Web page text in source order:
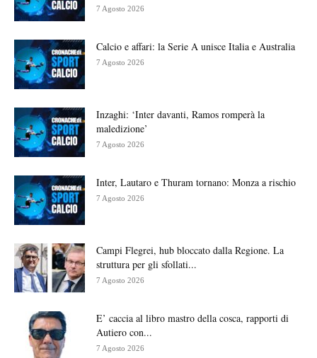
7 Agosto 2026
Calcio e affari: la Serie A unisce Italia e Australia
7 Agosto 2026
Inzaghi: ‘Inter davanti, Ramos romperà la
maledizione’
7 Agosto 2026
Inter, Lautaro e Thuram tornano: Monza a rischio
7 Agosto 2026
Campi Flegrei, hub bloccato dalla Regione. La
struttura per gli sfollati...
7 Agosto 2026
E’ caccia al libro mastro della cosca, rapporti di
Autiero con...
7 Agosto 2026